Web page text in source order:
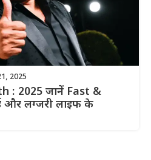
2025
: 2025 जानें Fast &
और लग्जरी लाइफ के